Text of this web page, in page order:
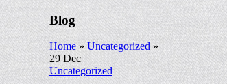
Blog
Home »Uncategorized»
29 Dec
Uncategorized